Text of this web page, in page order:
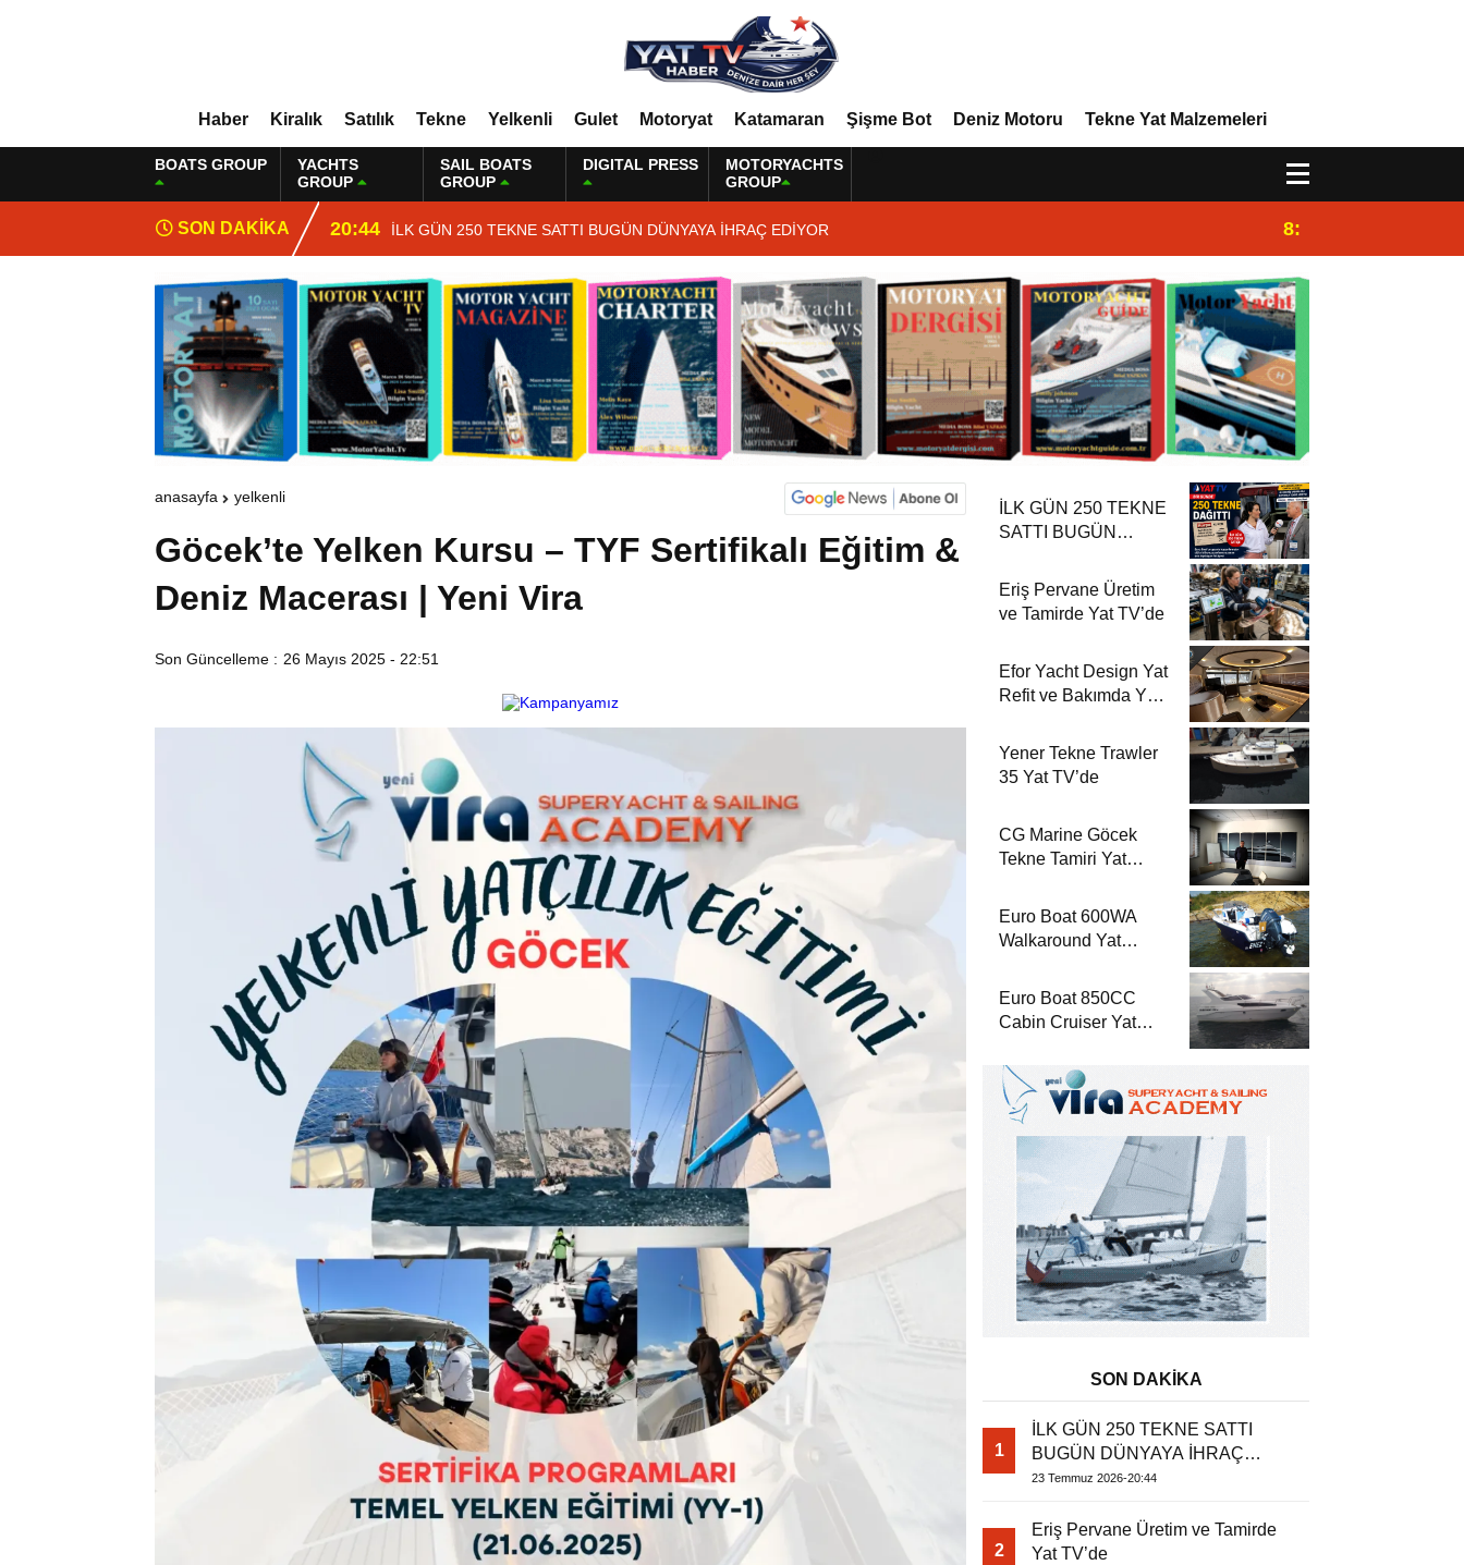
Haber Kiralık Satılık Tekne Yelkenli Gulet Motoryat Katamaran Şişme Bot Deniz Motoru Tekne Yat Malzemeleri
BOATS GROUP
YACHTS
GROUP
SAIL BOATS
GROUP
DIGITAL PRESS
MOTORYACHTS
GROUP
SON DAKİKA 20:44 İLK GÜN 250 TEKNE SATTI BUGÜN DÜNYAYA İHRAÇ EDİYOR 8:45
anasayfa yelkenli
Göcek’te Yelken Kursu – TYF Sertifikalı Eğitim &
Deniz Macerası | Yeni Vira
Son Güncelleme : 26 Mayıs 2025 - 22:51
İLK GÜN 250 TEKNE
SATTI BUGÜN
EDİYOR
Eriş Pervane Üretim
ve Tamirde Yat TV’de
Efor Yacht Design Yat
Refit ve Bakımda Yat
Yener Tekne Trawler
35 Yat TV’de
CG Marine Göcek
Tekne Tamiri Yat
Euro Boat 600WA
Walkaround Yat
Euro Boat 850CC
Cabin Cruiser Yat
SON DAKİKA
1
İLK GÜN 250 TEKNE SATTI
BUGÜN DÜNYAYA İHRAÇ
EDİYOR
23 Temmuz 2026-20:44
2
Eriş Pervane Üretim ve Tamirde
Yat TV’de